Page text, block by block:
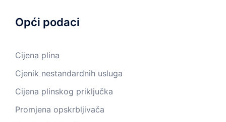
Opći podaci
Cijena plina
Cjenik nestandardnih usluga
Cijena plinskog priključka
Promjena opskrbljivača